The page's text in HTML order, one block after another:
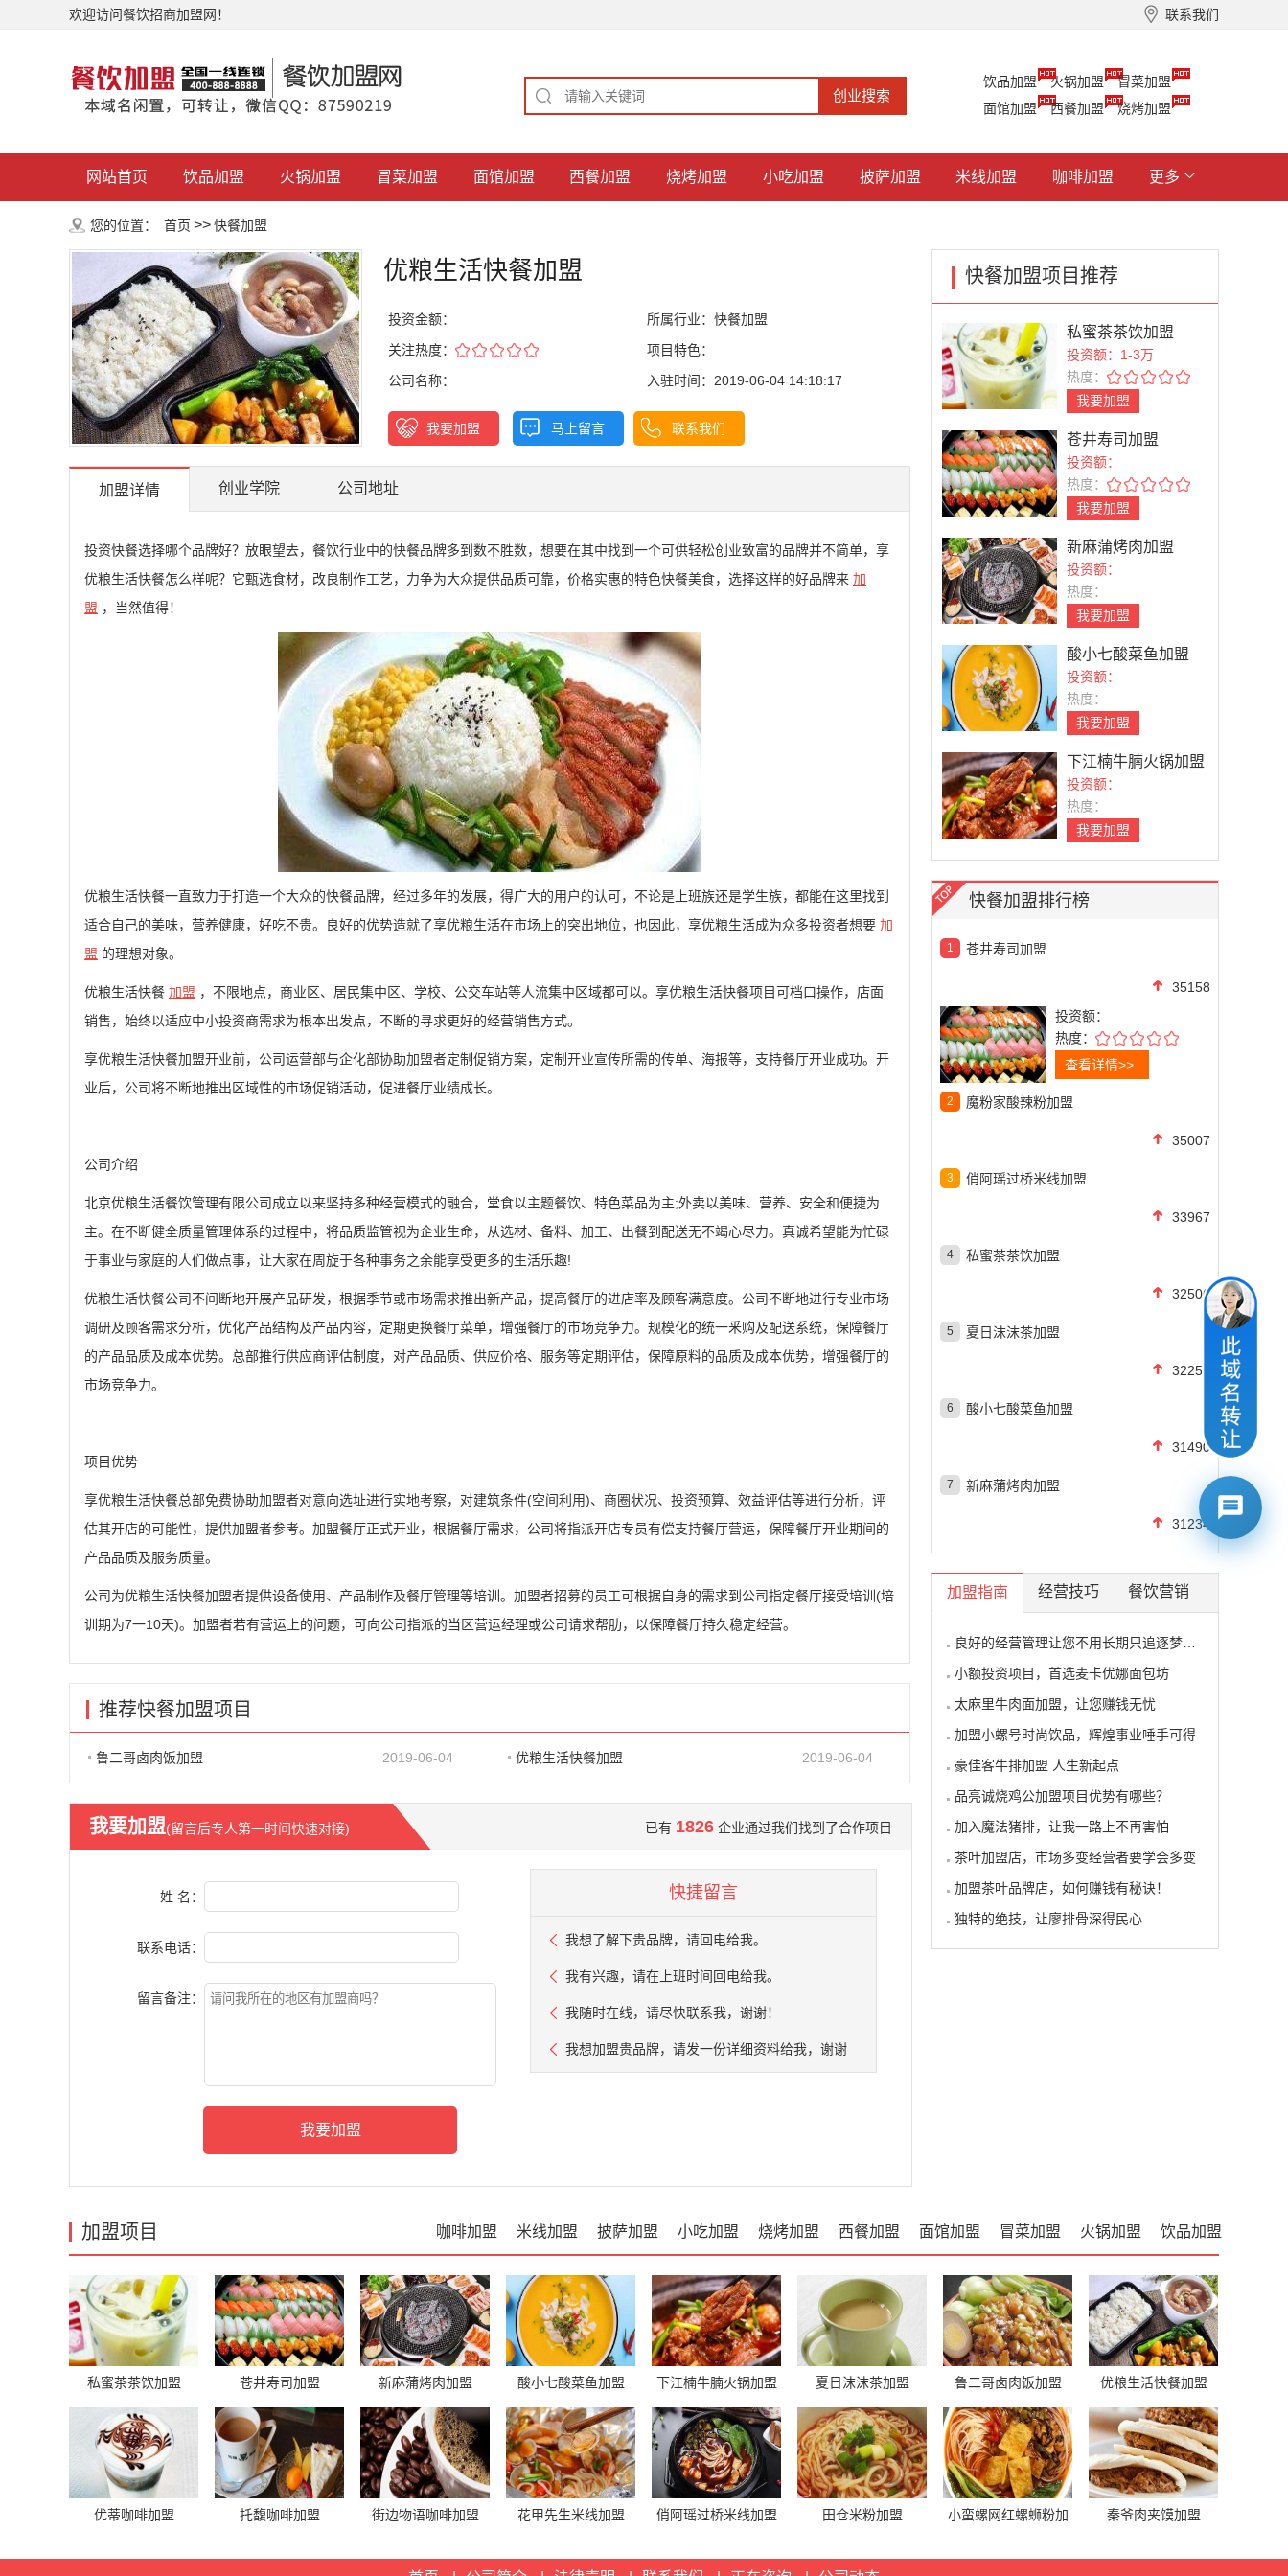
欢迎访问餐饮招商加盟网！ 联系我们
饮品加盟 火锅加盟
冒菜加盟
面馆加盟
西餐加盟 烧烤加盟
网站首页 饮品加盟 火锅加盟 冒菜加盟 面馆加盟 西餐加盟 烧烤加盟 小吃加盟 披萨加盟 米线加盟 咖啡加盟 更多
您的位置： 首页 >>快餐加盟
优粮生活快餐加盟
投资金额： 所属行业： 快餐加盟
关注热度：
项目特色：
公司名称：
入驻时间：2019-06-04 14:18:17
我要加盟 马上留言 联系我们
加盟详情 创业学院 公司地址
投资快餐选择哪个品牌好？放眼望去，餐饮行业中的快餐品牌多到数不胜数，想要在其中找到一个可供轻松创业致富的品牌并不简单，享
优粮生活快餐怎么样呢？它甄选食材，改良制作工艺，力争为大众提供品质可靠，价格实惠的特色快餐美食，选择这样的好品牌来 加
盟 ，当然值得！
优粮生活快餐一直致力于打造一个大众的快餐品牌，经过多年的发展，得广大的用户的认可，不论是上班族还是学生族，都能在这里找到
适合自己的美味，营养健康，好吃不贵。良好的优势造就了享优粮生活在市场上的突出地位，也因此，享优粮生活成为众多投资者想要 加
盟 的理想对象。
优粮生活快餐 加盟 ，不限地点，商业区、居民集中区、学校、公交车站等人流集中区域都可以。享优粮生活快餐项目可档口操作，店面
销售，始终以适应中小投资商需求为根本出发点，不断的寻求更好的经营销售方式。
享优粮生活快餐加盟开业前，公司运营部与企化部协助加盟者定制促销方案，定制开业宣传所需的传单、海报等，支持餐厅开业成功。开
业后，公司将不断地推出区域性的市场促销活动，促进餐厅业绩成长。
公司介绍
北京优粮生活餐饮管理有限公司成立以来坚持多种经营模式的融合，堂食以主题餐饮、特色菜品为主;外卖以美味、营养、安全和便捷为
主。在不断健全质量管理体系的过程中，将品质监管视为企业生命，从选材、备料、加工、出餐到配送无不竭心尽力。真诚希望能为忙碌
于事业与家庭的人们做点事，让大家在周旋于各种事务之余能享受更多的生活乐趣!
优粮生活快餐公司不间断地开展产品研发，根据季节或市场需求推出新产品，提高餐厅的进店率及顾客满意度。公司不断地进行专业市场
调研及顾客需求分析，优化产品结构及产品内容，定期更换餐厅菜单，增强餐厅的市场竞争力。规模化的统一釆购及配送系统，保障餐厅
的产品品质及成本优势。总部推行供应商评估制度，对产品品质、供应价格、服务等定期评估，保障原料的品质及成本优势，增强餐厅的
市场竞争力。
项目优势
享优粮生活快餐总部免费协助加盟者对意向选址进行实地考察，对建筑条件(空间利用)、商圈状况、投资预算、效益评估等进行分析，评
估其开店的可能性，提供加盟者参考。加盟餐厅正式开业，根据餐厅需求，公司将指派开店专员有偿支持餐厅营运，保障餐厅开业期间的
产品品质及服务质量。
公司为优粮生活快餐加盟者提供设备使用、产品制作及餐厅管理等培训。加盟者招募的员工可根据自身的需求到公司指定餐厅接受培训(培
训期为7一10天)。加盟者若有营运上的问题，可向公司指派的当区营运经理或公司请求帮肋，以保障餐厅持久稳定经营。
推荐快餐加盟项目
鲁二哥卤肉饭加盟 2019-06-04 优粮生活快餐加盟 2019-06-04
我要加盟(留言后专人第一时间快速对接) 已有 1826 企业通过我们找到了合作项目
姓 名：
联系电话：
留言备注：
快捷留言
我想了解下贵品牌，请回电给我。
我有兴趣，请在上班时间回电给我。
我随时在线，请尽快联系我，谢谢！
我想加盟贵品牌，请发一份详细资料给我，谢谢
快餐加盟项目推荐
私蜜茶茶饮加盟
投资额：1-3万
热度：
我要加盟
苍井寿司加盟
投资额：
热度：
我要加盟
新麻蒲烤肉加盟
投资额：
热度：
我要加盟
酸小七酸菜鱼加盟
投资额：
热度：
我要加盟
下江楠牛腩火锅加盟
投资额：
热度：
我要加盟
快餐加盟排行榜
1 苍井寿司加盟
35158
投资额：
热度：
查看详情>>
2 魔粉家酸辣粉加盟
35007
3 俏阿瑶过桥米线加盟
33967
4 私蜜茶茶饮加盟
32506
5 夏日沫沫茶加盟
32255
6 酸小七酸菜鱼加盟
31490
7 新麻蒲烤肉加盟
31234
加盟指南 经营技巧 餐饮营销
良好的经营管理让您不用长期只追逐梦想的影子
小额投资项目，首选麦卡优娜面包坊
太麻里牛肉面加盟，让您赚钱无忧
加盟小螺号时尚饮品，辉煌事业唾手可得
豪佳客牛排加盟 人生新起点
品亮诚烧鸡公加盟项目优势有哪些？
加入魔法猪排，让我一路上不再害怕
茶叶加盟店，市场多变经营者要学会多变
加盟茶叶品牌店，如何赚钱有秘诀！
独特的绝技，让廖排骨深得民心
加盟项目 饮品加盟
火锅加盟
冒菜加盟
面馆加盟
西餐加盟
烧烤加盟
小吃加盟
披萨加盟
米线加盟
咖啡加盟
私蜜茶茶饮加盟 苍井寿司加盟 新麻蒲烤肉加盟 酸小七酸菜鱼加盟 下江楠牛腩火锅加盟 夏日沫沫茶加盟 鲁二哥卤肉饭加盟 优粮生活快餐加盟
优蒂咖啡加盟 托馥咖啡加盟 街边物语咖啡加盟 花甲先生米线加盟 俏阿瑶过桥米线加盟 田仓米粉加盟
小蛮螺网红螺蛳粉加
秦爷肉夹馍加盟